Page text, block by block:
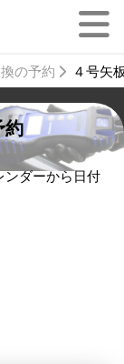
の予約 ４号矢
約
ダーから日付